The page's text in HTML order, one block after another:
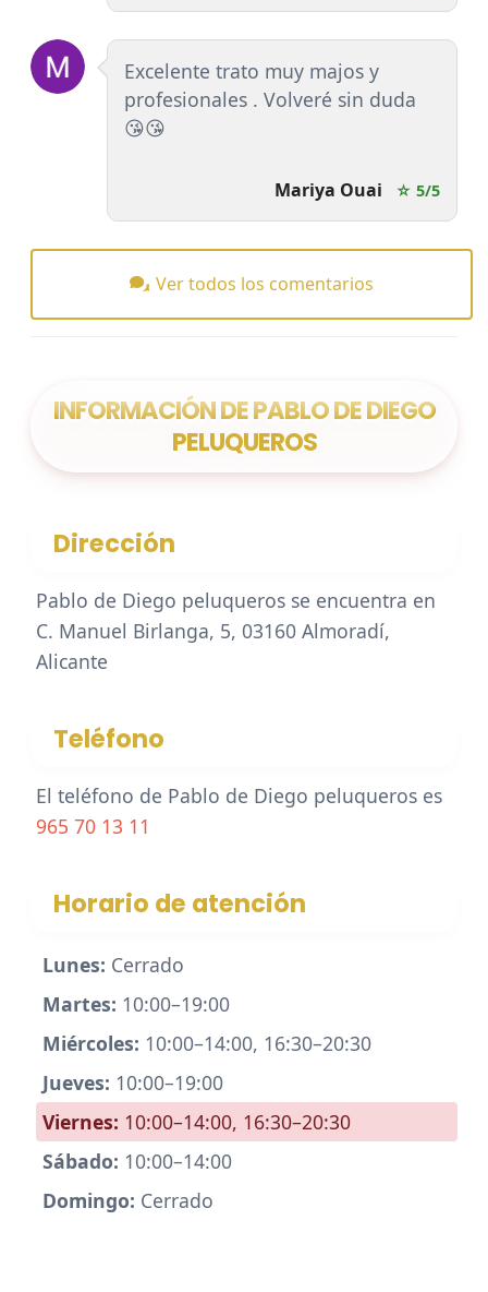
Excelente trato muy majos y
profesionales . Volveré sin duda
😘😘
Mariya Ouai ☆ 5/5
Ver todos los comentarios
INFORMACIÓN DE PABLO DE DIEGO
PELUQUEROS
Dirección
Pablo de Diego peluqueros se encuentra en
C. Manuel Birlanga, 5, 03160 Almoradí,
Alicante
Teléfono
El teléfono de Pablo de Diego peluqueros es
965 70 13 11
Horario de atención
Lunes: Cerrado
Martes: 10:00–19:00
Miércoles: 10:00–14:00, 16:30–20:30
Jueves: 10:00–19:00
Viernes: 10:00–14:00, 16:30–20:30
Sábado: 10:00–14:00
Domingo: Cerrado